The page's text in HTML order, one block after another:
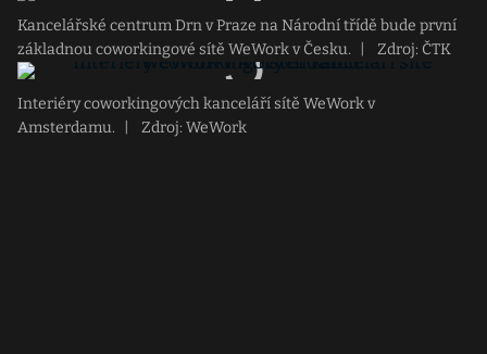
Kancelářské centrum Drn v Praze na Národní třídě bude první
základnou coworkingové sítě WeWork v Česku.
Zdroj: ČTK
Interiéry coworkingových kanceláří sítě WeWork v
Amsterdamu.
Zdroj: WeWork